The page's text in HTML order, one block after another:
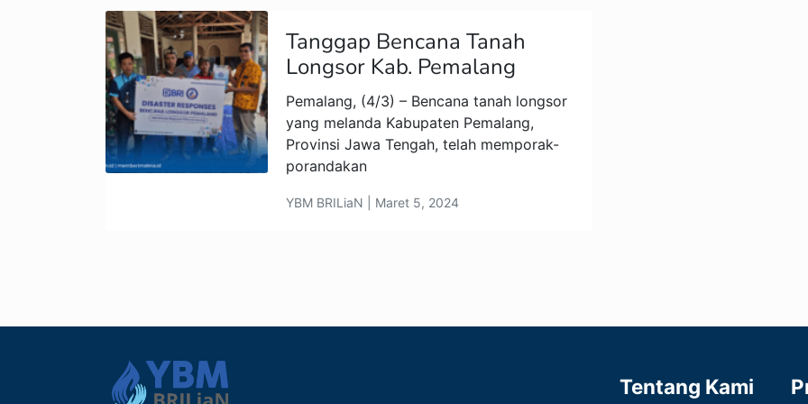
Tanggap Bencana Tanah
Longsor Kab. Pemalang
Pemalang, (4/3) – Bencana tanah longsor
yang melanda Kabupaten Pemalang,
Provinsi Jawa Tengah, telah memporak-
porandakan
YBM BRILiaN | Maret 5, 2024
Tentang Kami